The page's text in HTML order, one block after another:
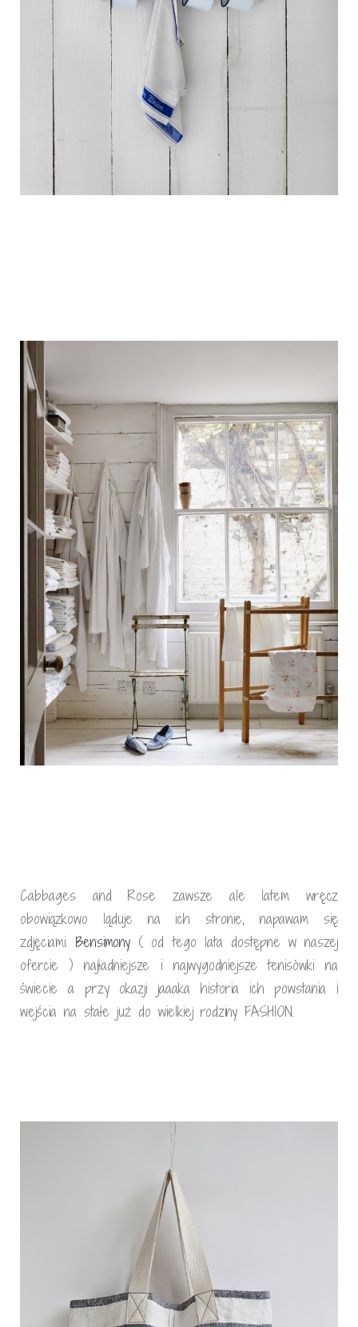
Cabbages and Rose zawsze ale latem wręcz
obowiązkowo ląduje na ich stronie, napawam się
zdjęciami. Bensimony ( od tego lata dostępne w naszej
ofercie ) najładniejsze i najwygodniejsze tenisówki na
świecie a przy okazji jaaaka historia ich powstania i
wejścia na stałe już do wielkiej rodziny FASHION.